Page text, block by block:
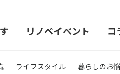
リノベイベント コ
ライフスタイル 暮らしのお